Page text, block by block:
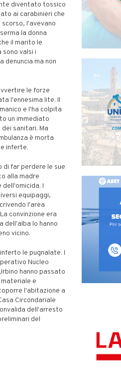
diventato tossico
ai carabinieri che
l'avevano
la donna
il marito le
sono valsi i
denuncia ma non
le forze
l'ennesima lite. Il
e l'ha colpita
un immediato
sanitari. Ma
è morta
inferte.
di far perdere le sue
alla madre
I
equipaggi,
l'area
convinzione era
dell'alba lo hanno
vicino.
le pugnalate. I
Nucleo
hanno passato
e
l'abitazione a
Circondariale
dell'arresto
del